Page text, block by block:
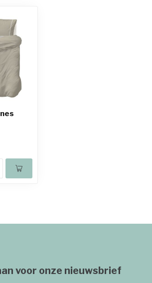
voor onze nieuwsbrief